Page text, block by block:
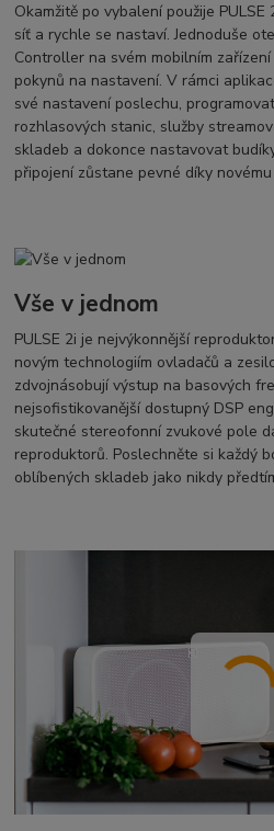
Okamžitě po vybalení použije
síť a rychle se nastaví. Jednoduše
Controller na svém mobilním
pokynů na nastavení. V rámci
své nastavení poslechu,
rozhlasových stanic, služby
skladeb a dokonce nastavovat
připojení zůstane pevné díky
Vše v jednom
PULSE 2i je nejvýkonnější
novým technologiím ovladačů a
zdvojnásobují výstup na basových
nejsofistikovanější dostupný DSP
skutečné stereofonní zvukové pole
reproduktorů. Poslechněte si každý
oblíbených skladeb jako nikdy